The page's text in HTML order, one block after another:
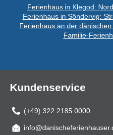
Ferienhaus in Klegod:
Ferienhaus in Söndervig:
Ferienhaus an der
Familie-
Kundenservice
(+49) 322 2185 0000